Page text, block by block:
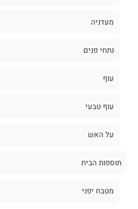
מעדניה
נתחי פנים
עוף
עוף טבעי
על האש
תוספות הבית
מטבח יפני